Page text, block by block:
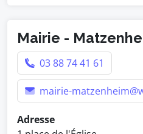
Mairie -
03 88 74 41 61
mairie-
Adresse